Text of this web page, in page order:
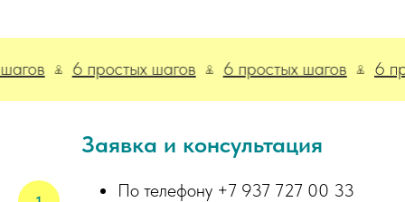
6 простых шагов 6 простых шагов 6
Заявка и консультация
По телефону +7 937 727 00 33